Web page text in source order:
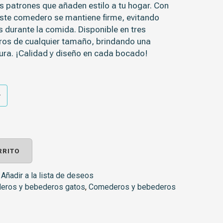
patrones que añaden estilo a tu hogar. Con
comedero se mantiene firme, evitando
durante la comida. Disponible en tres
de cualquier tamaño, brindando una
¡Calidad y diseño en cada bocado!
Añadir a la lista de deseos
y bebederos gatos,Comederos y bebederos